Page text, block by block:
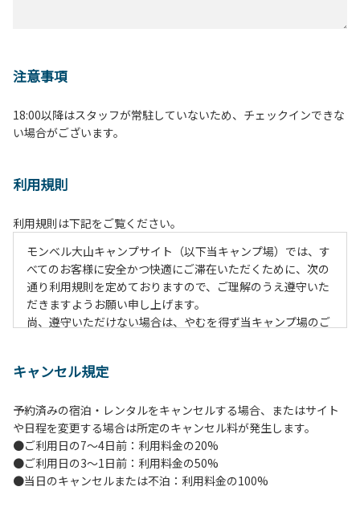
注意事項
18:00以降はスタッフが常駐していないため、チェックインできな
い場合がございます。
利用規則
利用規則は下記をご覧ください。
モンベル大山キャンプサイト（以下当キャンプ場）では、す
べてのお客様に安全かつ快適にご滞在いただくために、次の
通り利用規則を定めておりますので、ご理解のうえ遵守いた
だきますようお願い申し上げます。
尚、遵守いただけない場合は、やむを得ず当キャンプ場のご
【当キャンプ場利用に際してのご案内ならびに注意事項】
２．利用におけるルールを遵守いただき、ご自身で事故の防
止に努めてください。
３．安全管理上、お子さまの単独での行動はご遠慮くださ
い。
４．当キャンプ場内を車で移動する場合は徐行運転（5ｋｍ/
キャンセル規定
予約済みの宿泊・レンタルをキャンセルする場合、またはサイト
や日程を変更する場合は所定のキャンセル料が発生します。
●ご利用日の7～4日前：利用料金の20%
●ご利用日の3～1日前：利用料金の50%
●当日のキャンセルまたは不泊：利用料金の100%